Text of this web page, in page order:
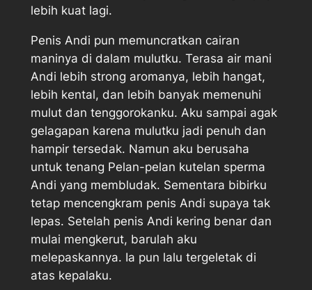
lebih kuat lagi.
Penis Andi pun memuncratkan cairan
maninya di dalam mulutku. Terasa air mani
Andi lebih strong aromanya, lebih hangat,
lebih kental, dan lebih banyak memenuhi
mulut dan tenggorokanku. Aku sampai agak
gelagapan karena mulutku jadi penuh dan
hampir tersedak. Namun aku berusaha
untuk tenang Pelan-pelan kutelan sperma
Andi yang membludak. Sementara bibirku
tetap mencengkram penis Andi supaya tak
lepas. Setelah penis Andi kering benar dan
mulai mengkerut, barulah aku
melepaskannya. Ia pun lalu tergeletak di
atas kepalaku.